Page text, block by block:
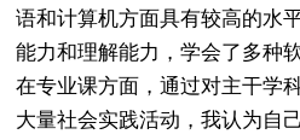
语和计算机方面具有较高的水
能力和理解能力，学会了多种
在专业课方面，通过对主干学
大量社会实践活动，我认为自